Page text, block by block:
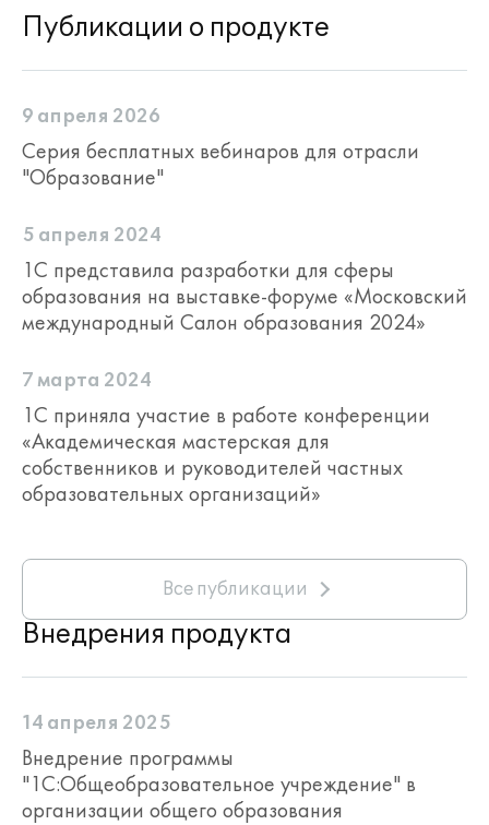
Публикации о продукте
9 апреля 2026
Серия бесплатных вебинаров для отрасли
"Образование"
5 апреля 2024
1С представила разработки для сферы
образования на выставке-форуме «Московский
международный Салон образования 2024»
7 марта 2024
1С приняла участие в работе конференции
«Академическая мастерская для
собственников и руководителей частных
образовательных организаций»
Все публикации
Внедрения продукта
14 апреля 2025
Внедрение программы
"1С:Общеобразовательное учреждение" в
организации общего образования